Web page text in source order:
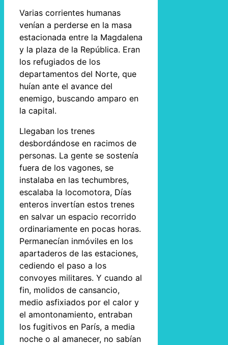
Varias corrientes humanas
venían a perderse en la masa
estacionada entre la Magdalena
y la plaza de la República. Eran
los refugiados de los
departamentos del Norte, que
huían ante el avance del
enemigo, buscando amparo en
la capital.
Llegaban los trenes
desbordándose en racimos de
personas. La gente se sostenía
fuera de los vagones, se
instalaba en las techumbres,
escalaba la locomotora, Días
enteros invertían estos trenes
en salvar un espacio recorrido
ordinariamente en pocas horas.
Permanecían inmóviles en los
apartaderos de las estaciones,
cediendo el paso a los
convoyes militares. Y cuando al
fin, molidos de cansancio,
medio asfixiados por el calor y
el amontonamiento, entraban
los fugitivos en París, a media
noche o al amanecer, no sabían